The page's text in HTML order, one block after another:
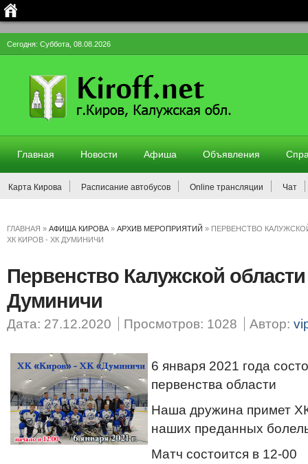
Сегодня: Суббота, 08.08.2026
Главная Новости Афиша Объявления
Карта Кирова Расписание автобусов Online трансляции Чат
ГЛАВНАЯ » АФИША КИРОВА » АРХИВ МЕРОПРИЯТИЙ » ПЕРВЕНСТВО
ХК КИРОВ - ХК ДУМИНИЧИ
Первенство Калужской
Думиничи
Дата: 27.12.2020 Просмотров: 1028 Автор:
6 января 2021 года
первенства области
Наша дружина примет
наших преданных
Матч состоится в 12-00